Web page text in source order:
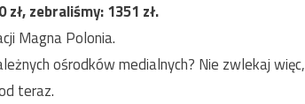
zł, zebraliśmy:1351 zł.
Magna Polonia.
ośrodków medialnych? Nie zwlekaj więc,
teraz.